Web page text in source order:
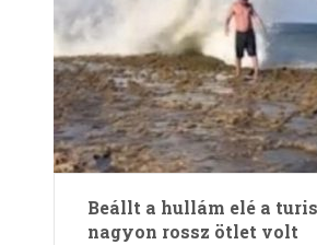
Beállt a hullám elé a
nagyon rossz ötlet volt